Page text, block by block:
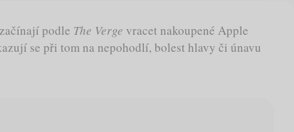
podle The Verge vracet nakoupené Apple
se při tom na nepohodlí, bolest hlavy či únavu